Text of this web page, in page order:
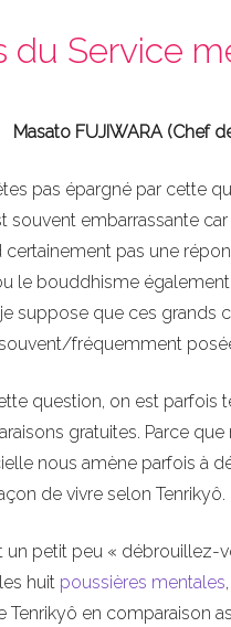
du Service
Masato FUJIWARA (Chef
pas épargné par cette
souvent embarrassante
pas une
le bouddhisme
suppose que ces
fréquemment
question, on est parfois
gratuites. Parce
nous amène parfois à
de vivre selon Tenrikyô.
petit peu « débrouillez-
huit poussières mentales
en comparaison